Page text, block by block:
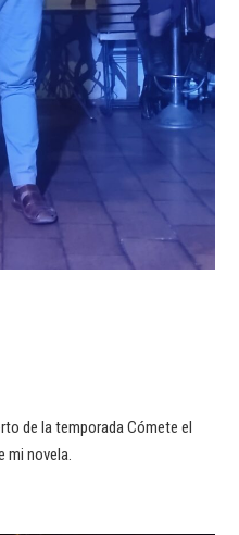
de la temporada Cómete el
mi novela.